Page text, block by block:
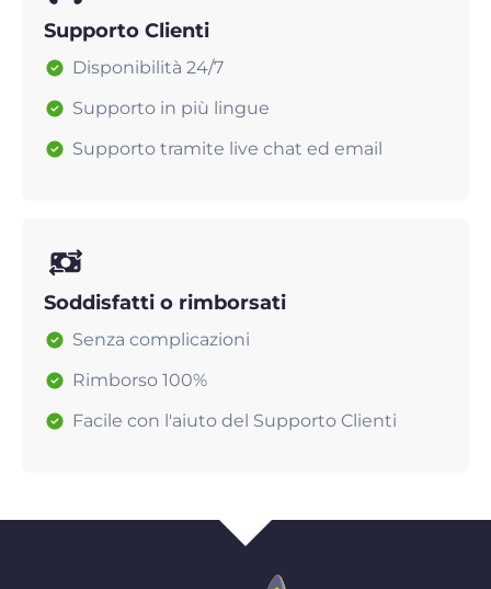
Supporto Clienti
Disponibilità 24/7
Supporto in più lingue
Supporto tramite live chat ed email
Soddisfatti o rimborsati
Senza complicazioni
Rimborso 100%
Facile con l'aiuto del Supporto Clienti